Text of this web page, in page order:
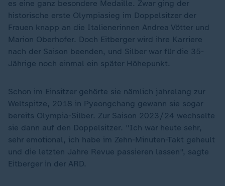
es eine ganz besondere Medaille. Zwar ging der
historische erste Olympiasieg im Doppelsitzer der
Frauen knapp an die Italienerinnen Andrea Vötter und
Marion Oberhofer. Doch Eitberger wird ihre Karriere
nach der Saison beenden, und Silber war für die 35-
Jährige noch einmal ein später Höhepunkt.
Schon im Einsitzer gehörte sie nämlich jahrelang zur
Weltspitze, 2018 in Pyeongchang gewann sie sogar
bereits Olympia-Silber. Zur Saison 2023/24 wechselte
sie dann auf den Doppelsitzer. "Ich war heute sehr,
sehr emotional, ich habe im Zehn-Minuten-Takt geheult
und die letzten Jahre Revue passieren lassen", sagte
Eitberger in der ARD.